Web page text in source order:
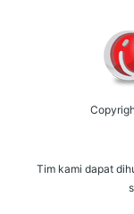
Tim kami dapat